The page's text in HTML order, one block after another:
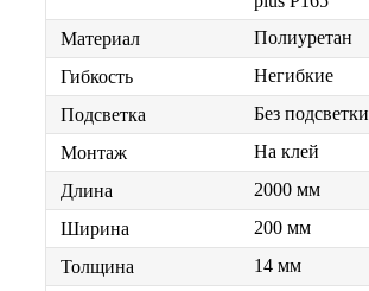
Материал
Полиуретан
Гибкость
Негибкие
Подсветка
Без подсветки
Монтаж
На клей
Длина
2000 мм
Ширина
200 мм
Толщина
14 мм